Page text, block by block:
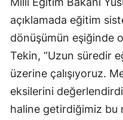
açıklamada eğitim
dönüşümün eşiğinde
Tekin, “Uzun süredir
üzerine çalışıyoruz.
eksilerini
haline getirdiğimiz bu